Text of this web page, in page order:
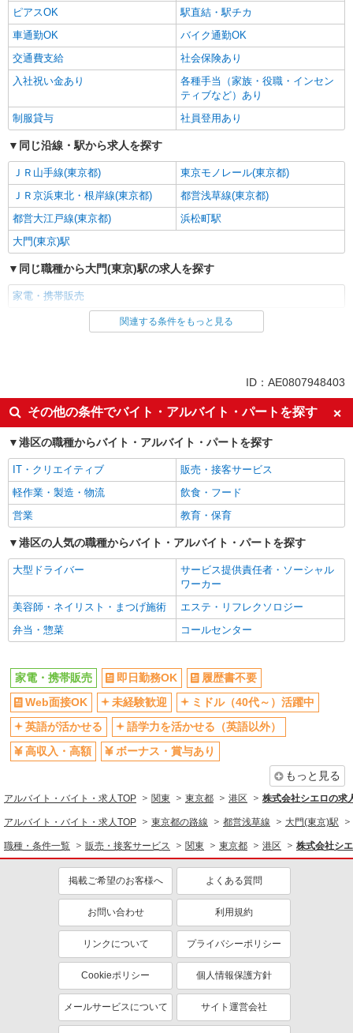
ピアスOK
駅直結・駅チカ
車通勤OK
バイク通勤OK
交通費支給
社会保険あり
入社祝い金あり
各種手当（家族・役職・インセン
ティブなど）あり
制服貸与
社員登用あり
同じ沿線・駅から求人を探す
ＪＲ山手線(東京都)
東京モノレール(東京都)
ＪＲ京浜東北・根岸線(東京都)
都営浅草線(東京都)
都営大江戸線(東京都)
浜松町駅
大門(東京)駅
同じ職種から大門(東京)駅の求人を探す
家電・携帯販売
同じ雇用形態から大門(東京)駅の求人を探す
即日勤務OK
履歴書不要
Web面接OK
未経験歓迎
ミドル（40代～）活躍中
英語が活かせる
語学力を活かせる（英語以外）
高収入・高額
ボーナス・賞与あり
昇給あり
日払い
週払い
髪型・髪色自由
ネイルOK
ピアスOK
駅直結・駅チカ
バイク通勤OK
交通費支給
社会保険あり
入社祝い金あり
各種手当（家族・役職・インセン
制服貸与
社員登用あり
同じ職種から求人を探す
販売・接客サービス
家電・携帯販売
未経験歓迎
ミドル（40代～）活躍中
英語が活かせる
ボーナス・賞与あり
日払い
車通勤OK
社員登用あり
関連する条件をもっと見る
ID：AE0807948403
その他の条件でバイト・アルバイト・パートを探す
港区の職種からバイト・アルバイト・パートを探す
IT・クリエイティブ
販売・接客サービス
軽作業・製造・物流
飲食・フード
営業
教育・保育
港区の人気の職種からバイト・アルバイト・パートを探す
大型ドライバー
サービス提供責任者・ソーシャル
ワーカー
美容師・ネイリスト・まつげ施術
エステ・リフレクソロジー
弁当・惣菜
コールセンター
家電・携帯販売 即日勤務OK
履歴書不要
Web面接OK
未経験歓迎
ミドル（40代～）活躍中
英語が活かせる
語学力を活かせる（英語以外）
高収入・高額
ボーナス・賞与あり
もっと見る
アルバイト・バイト・求人TOP 関東 東京都 港区 株式会社シエロの求
アルバイト・バイト・求人TOP 東京都の路線 都営浅草線 大門(東京)駅
職種・条件一覧 販売・接客サービス 関東 東京都 港区 株式会社シ
掲載ご希望のお客様へ よくある質問
お問い合わせ 利用規約
リンクについて プライバシーポリシー
Cookieポリシー 個人情報保護方針
メールサービスについて サイト運営会社